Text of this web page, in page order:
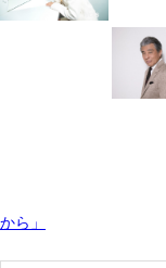
から」